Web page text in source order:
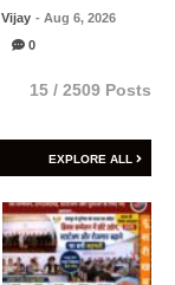
Vijay - Aug 6, 2026
0
15 / 2509 Posts
EXPLORE ALL